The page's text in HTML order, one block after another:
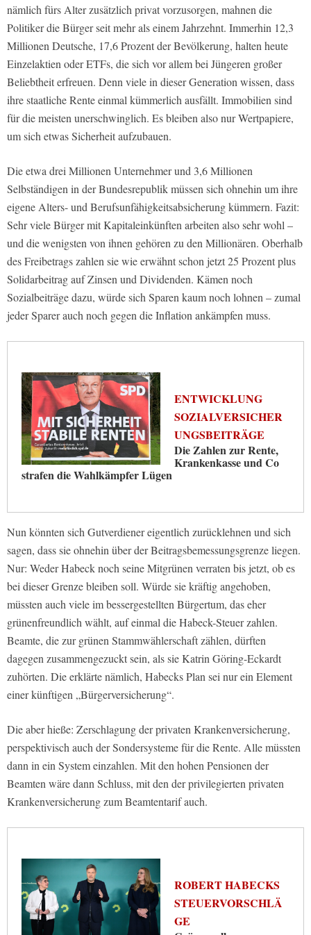
nämlich fürs Alter zusätzlich privat vorzusorgen, mahnen die
Politiker die Bürger seit mehr als einem Jahrzehnt. Immerhin 12,3
Millionen Deutsche, 17,6 Prozent der Bevölkerung, halten heute
Einzelaktien oder ETFs, die sich vor allem bei Jüngeren großer
Beliebtheit erfreuen. Denn viele in dieser Generation wissen, dass
ihre staatliche Rente einmal kümmerlich ausfällt. Immobilien sind
für die meisten unerschwinglich. Es bleiben also nur Wertpapiere,
um sich etwas Sicherheit aufzubauen.
Die etwa drei Millionen Unternehmer und 3,6 Millionen
Selbständigen in der Bundesrepublik müssen sich ohnehin um ihre
eigene Alters- und Berufsunfähigkeitsabsicherung kümmern. Fazit:
Sehr viele Bürger mit Kapitaleinkünften arbeiten also sehr wohl –
und die wenigsten von ihnen gehören zu den Millionären. Oberhalb
des Freibetrags zahlen sie wie erwähnt schon jetzt 25 Prozent plus
Solidarbeitrag auf Zinsen und Dividenden. Kämen noch
Sozialbeiträge dazu, würde sich Sparen kaum noch lohnen – zumal
jeder Sparer auch noch gegen die Inflation ankämpfen muss.
ENTWICKLUNG
SOZIALVERSICHER
UNGSBEITRÄGE
Die Zahlen zur Rente,
Krankenkasse und Co
strafen die Wahlkämpfer Lügen
Nun könnten sich Gutverdiener eigentlich zurücklehnen und sich
sagen, dass sie ohnehin über der Beitragsbemessungsgrenze liegen.
Nur: Weder Habeck noch seine Mitgrünen verraten bis jetzt, ob es
bei dieser Grenze bleiben soll. Würde sie kräftig angehoben,
müssten auch viele im bessergestellten Bürgertum, das eher
grünenfreundlich wählt, auf einmal die Habeck-Steuer zahlen.
Beamte, die zur grünen Stammwählerschaft zählen, dürften
dagegen zusammengezuckt sein, als sie Katrin Göring-Eckardt
zuhörten. Die erklärte nämlich, Habecks Plan sei nur ein Element
einer künftigen „Bürgerversicherung“.
Die aber hieße: Zerschlagung der privaten Krankenversicherung,
perspektivisch auch der Sondersysteme für die Rente. Alle müssten
dann in ein System einzahlen. Mit den hohen Pensionen der
Beamten wäre dann Schluss, mit den der privilegierten privaten
Krankenversicherung zum Beamtentarif auch.
ROBERT HABECKS
STEUERVORSCHLÄ
GE